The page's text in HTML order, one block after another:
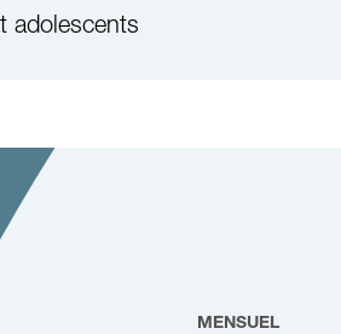
adolescents
MENSUEL